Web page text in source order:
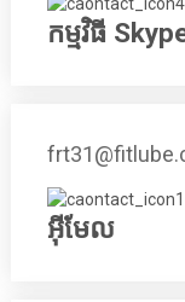
កម្មវិធី
អ៊ីមែល